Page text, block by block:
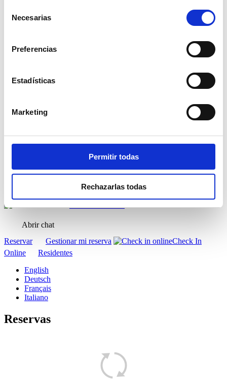
Necesarias
Preferencias
Estadísticas
Marketing
Permitir todas
Rechazarlas todas
Reservar un traslado
Habitaciones
Gastronomía
Ofertas
Abrir chat
Reservar
Gestionar mi reserva
Check In
Online
Residentes
English
Deutsch
Français
Italiano
Reservas